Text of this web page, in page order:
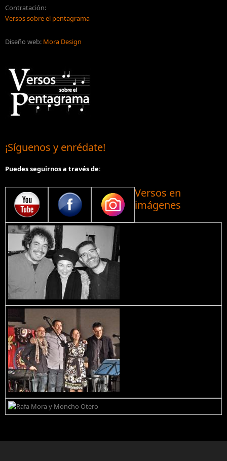
Contratación:
Versos sobre el pentagrama
Diseño web: Mora Design
¡Síguenos y enrédate!
Puedes seguirnos a través de:
Versos en
imágenes